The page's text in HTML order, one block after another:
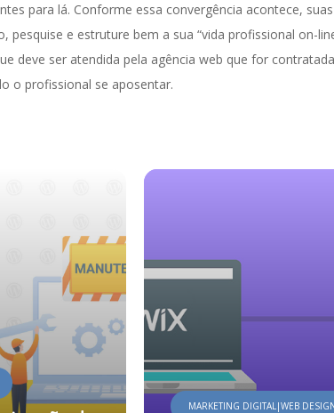
para lá. Conforme essa convergência acontece,
e estruture bem a sua “vida profissional on-
deve ser atendida pela agência web que for
o profissional se aposentar.
MARKETING DIGITAL|WEB